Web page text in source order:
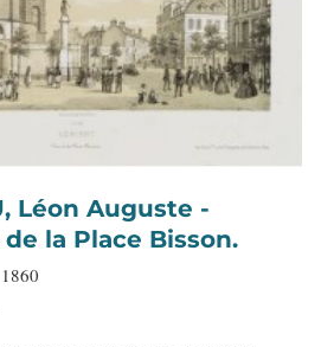
Léon Auguste -
la Place Bisson.